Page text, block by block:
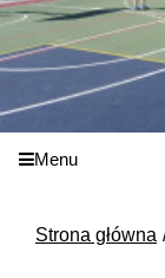
Menu
Strona główna